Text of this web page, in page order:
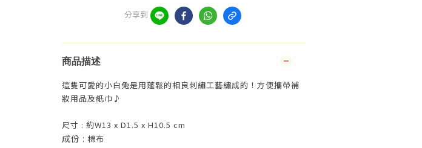
分享到
商品描述
這隻可愛的小白兔是用蓬鬆的相良刺繡工藝繡成的！方便攜帶補
妝用品及紙巾♪
尺寸 : 約W13 x D1.5 x H10.5 cm
成份 : 棉布